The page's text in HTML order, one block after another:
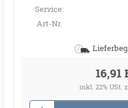
Service:
Art-Nr.
16,91
inkl. 22% USt.